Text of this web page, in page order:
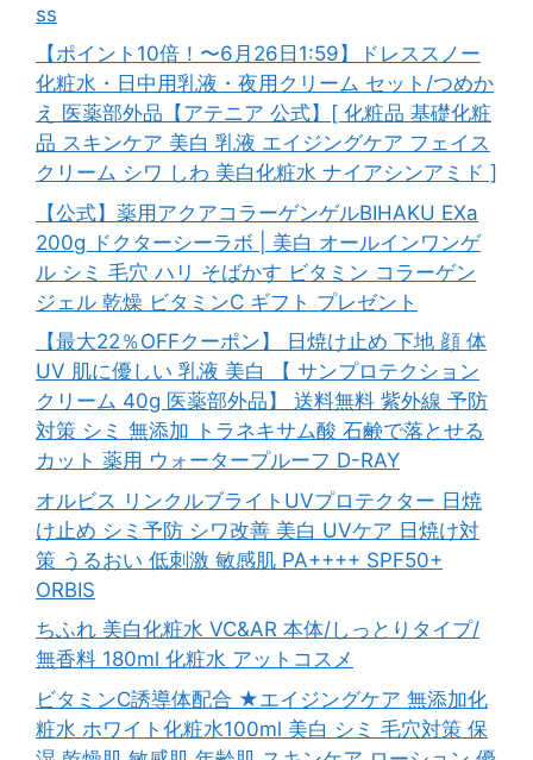
ss
【ポイント10倍！〜6月26日1:59】ドレススノー
化粧水・日中用乳液・夜用クリーム セット/つめか
え 医薬部外品【アテニア 公式】[ 化粧品 基礎化粧
品 スキンケア 美白 乳液 エイジングケア フェイス
クリーム シワ しわ 美白化粧水 ナイアシンアミド ]
【公式】薬用アクアコラーゲンゲルBIHAKU EXa
200g ドクターシーラボ | 美白 オールインワンゲ
ル シミ 毛穴 ハリ そばかす ビタミン コラーゲン
ジェル 乾燥 ビタミンC ギフト プレゼント
【最大22％OFFクーポン】 日焼け止め 下地 顔 体
UV 肌に優しい 乳液 美白 【 サンプロテクション
クリーム 40g 医薬部外品】 送料無料 紫外線 予防
対策 シミ 無添加 トラネキサム酸 石鹸で落とせる
カット 薬用 ウォータープルーフ D-RAY
オルビス リンクルブライトUVプロテクター 日焼
け止め シミ予防 シワ改善 美白 UVケア 日焼け対
策 うるおい 低刺激 敏感肌 PA++++ SPF50+
ORBIS
ちふれ 美白化粧水 VC&AR 本体/しっとりタイプ/
無香料 180ml 化粧水 アットコスメ
ビタミンC誘導体配合 ★エイジングケア 無添加化
粧水 ホワイト化粧水100ml 美白 シミ 毛穴対策 保